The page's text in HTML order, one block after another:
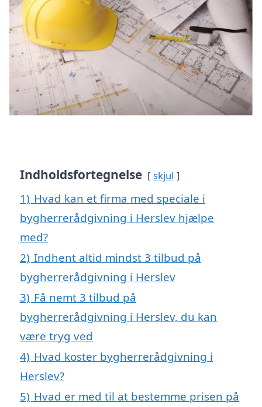
Indholdsfortegnelse skjul
1) Hvad kan et firma med speciale i
bygherrerådgivning i Herslev hjælpe
med?
2) Indhent altid mindst 3 tilbud på
bygherrerådgivning i Herslev
3) Få nemt 3 tilbud på
bygherrerådgivning i Herslev, du kan
være tryg ved
4) Hvad koster bygherrerådgivning i
Herslev?
5) Hvad er med til at bestemme prisen på